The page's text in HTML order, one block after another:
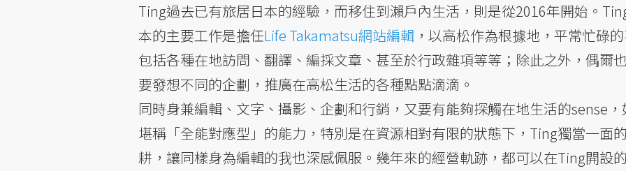
Ting過去已有旅居日本的經驗，而移住到瀨戶內生活，則是從2016年開始。
本的主要工作是擔任Life Takamatsu網站編輯 ，以高松作為根據地，平常忙碌
包括各種在地訪問、翻譯、編採文章、甚至於行政雜項等等；除此之外，偶爾
要發想不同的企劃，推廣在高松生活的各種點點滴滴。
同時身兼編輯、文字、攝影、企劃和行銷，又要有能夠探觸在地生活的sense，
堪稱「全能對應型」的能力，特別是在資源相對有限的狀態下，Ting獨當一面
耕，讓同樣身為編輯的我也深感佩服。幾年來的經營軌跡，都可以在Ting開設